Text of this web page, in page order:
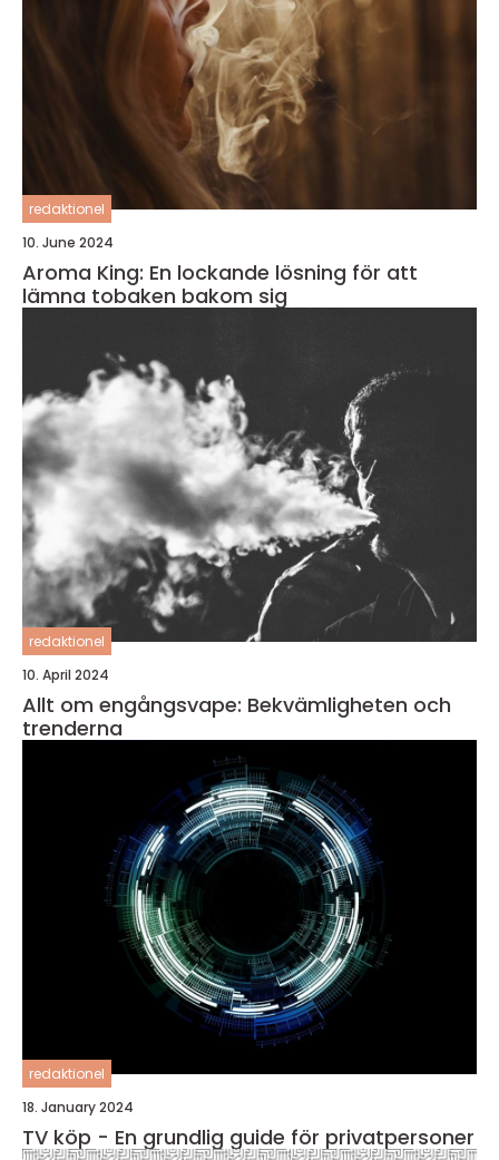
redaktionel
10. June 2024
Aroma King: En lockande lösning för att
lämna tobaken bakom sig
redaktionel
10. April 2024
Allt om engångsvape: Bekvämligheten och
trenderna
redaktionel
18. January 2024
TV köp - En grundlig guide för privatpersoner